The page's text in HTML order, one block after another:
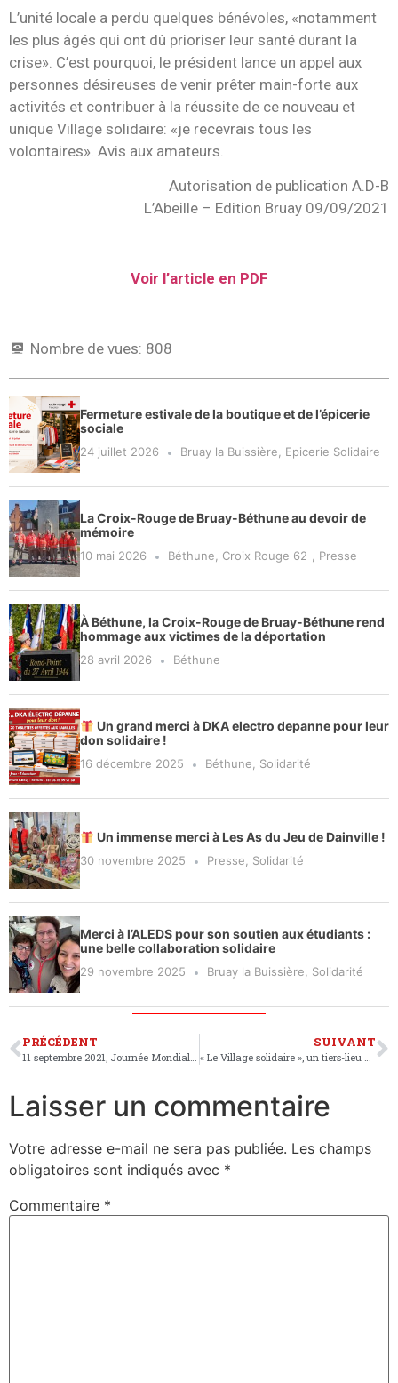
L’unité locale a perdu quelques bénévoles, «notamment
les plus âgés qui ont dû prioriser leur santé durant la
crise». C’est pourquoi, le président lance un appel aux
personnes désireuses de venir prêter main-forte aux
activités et contribuer à la réussite de ce nouveau et
unique Village solidaire: «je recevrais tous les
volontaires». Avis aux amateurs.
Autorisation de publication A.D-B
L’Abeille – Edition Bruay 09/09/2021
Voir l’article en PDF
Nombre de vues: 808
Fermeture estivale de la boutique et de l’épicerie
sociale
24 juillet 2026 Bruay la Buissière, Epicerie Solidaire
La Croix-Rouge de Bruay-Béthune au devoir de
mémoire
10 mai 2026 Béthune, Croix Rouge 62 , Presse
À Béthune, la Croix-Rouge de Bruay-Béthune rend
hommage aux victimes de la déportation
28 avril 2026 Béthune
Un grand merci à DKA electro depanne pour leur
don solidaire !
16 décembre 2025 Béthune, Solidarité
Un immense merci à Les As du Jeu de Dainville !
30 novembre 2025 Presse, Solidarité
Merci à l’ALEDS pour son soutien aux étudiants :
une belle collaboration solidaire
29 novembre 2025 Bruay la Buissière, Solidarité
PRÉCÉDENT
11 septembre 2021, Journée Mondiale des Premiers Secours
SUIVANT
« Le Village solidaire », un tiers-lieu à Bruay-la-Buissière
Laisser un commentaire
Votre adresse e-mail ne sera pas publiée. Les champs
obligatoires sont indiqués avec *
Commentaire *